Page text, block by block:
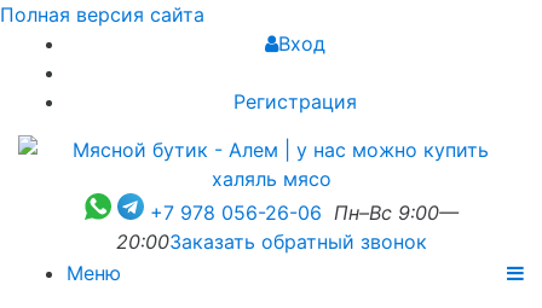
Полная версия сайта
Вход
Регистрация
+7 978 056-26-06 Пн–Вс 9:00—
20:00Заказать обратный звонок
Меню